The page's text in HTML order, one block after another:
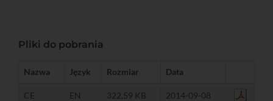
Pliki do pobrania
Nazwa Język Rozmiar Data
CE EN 322,59 KB 2014-09-08